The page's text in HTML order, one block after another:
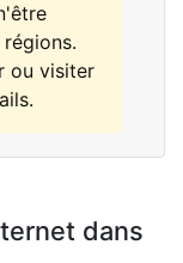
ou visiter
dans